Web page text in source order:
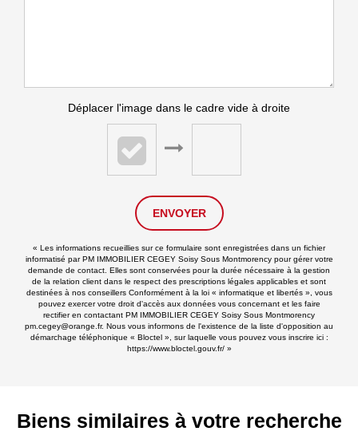
Déplacer l'image dans le cadre vide à droite
ENVOYER
« Les informations recueillies sur ce formulaire sont enregistrées dans un fichier
informatisé par PM IMMOBILIER CEGEY Soisy Sous Montmorency pour gérer votre
demande de contact. Elles sont conservées pour la durée nécessaire à la gestion
de la relation client dans le respect des prescriptions légales applicables et sont
destinées à nos conseillers Conformément à la loi « informatique et libertés », vous
pouvez exercer votre droit d'accès aux données vous concernant et les faire
rectifier en contactant PM IMMOBILIER CEGEY Soisy Sous Montmorency
pm.cegey@orange.fr. Nous vous informons de l'existence de la liste d'opposition au
démarchage téléphonique « Bloctel », sur laquelle vous pouvez vous inscrire ici :
https://www.bloctel.gouv.fr/»
Biens similaires à votre recherche